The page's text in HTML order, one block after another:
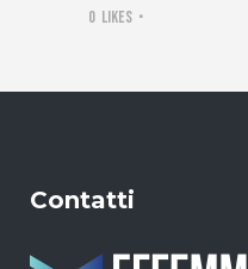
0 Likes
Contatti